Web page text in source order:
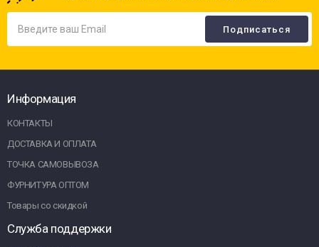
Информация
КОНТАКТЫ
ДОСТАВКА И ОПЛАТА
ТОЧКА САМОВЫВОЗА
ФУРНИТУРА ОПТОМ
Товары со скидкой
Служба поддержки